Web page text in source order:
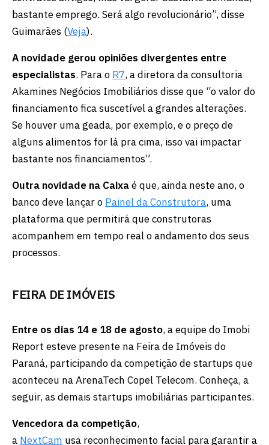
bastante emprego. Será algo revolucionário”, disse
Guimarães (Veja).
A novidade gerou opiniões divergentes entre
especialistas. Para o R7, a diretora da consultoria
Akamines Negócios Imobiliários disse que “o valor do
financiamento fica suscetível a grandes alterações.
Se houver uma geada, por exemplo, e o preço de
alguns alimentos for lá pra cima, isso vai impactar
bastante nos financiamentos”.
Outra novidade na Caixaé que, ainda neste ano, o
banco deve lançar o Painel da Construtora, uma
plataforma que permitirá que construtoras
acompanhem em tempo real o andamento dos seus
processos.
FEIRA DE IMÓVEIS
Entre os dias 14 e 18 de agosto, a equipe do Imobi
Report esteve presente na Feira de Imóveis do
Paraná, participando da competição de startups que
aconteceu na ArenaTech Copel Telecom. Conheça, a
seguir, as demais startups imobiliárias participantes.
Vencedora da competição,
a NextCam usa reconhecimento facial para garantir a